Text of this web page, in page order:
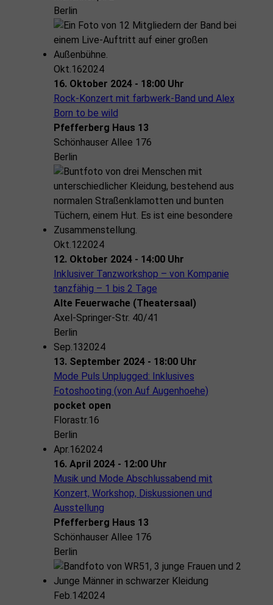
Berlin
Okt.162024
16. Oktober 2024 - 18:00 Uhr
Rock-Konzert mit farbwerk-Band und Alex
Born to be wild
Pfefferberg Haus 13
Schönhauser Allee 176
Berlin
Okt.122024
12. Oktober 2024 - 14:00 Uhr
Inklusiver Tanzworkshop – von Kompanie
tanzfähig – 1 bis 2 Tage
Alte Feuerwache (Theatersaal)
Axel-Springer-Str. 40/41
Berlin
Sep.132024
13. September 2024 - 18:00 Uhr
Mode Puls Unplugged: Inklusives
Fotoshooting (von Auf Augenhoehe)
pocket open
Florastr.16
Berlin
Apr.162024
16. April 2024 - 12:00 Uhr
Musik und Mode Abschlussabend mit
Konzert, Workshop, Diskussionen und
Ausstellung
Pfefferberg Haus 13
Schönhauser Allee 176
Berlin
Feb.142024